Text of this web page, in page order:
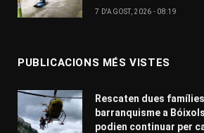
7 D'AGOST, 2026 - 08:19
PUBLICACIONS MÉS VISTES
Rescaten dues
barranquisme a
podien continuar per